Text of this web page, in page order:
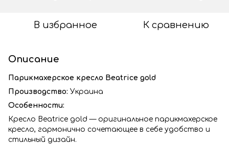
В избранное К сравнению
Описание
Парикмахерское кресло Beatrice gold
Производство: Украина
Особенности:
Кресло Beatrice gold — оригинальное парикмахерское
кресло, гармонично сочетающее в себе удобство и
стильный дизайн.